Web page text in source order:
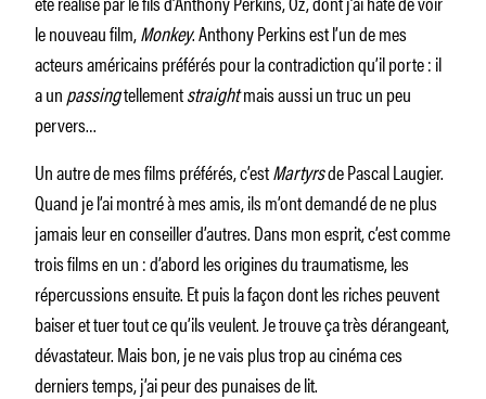
le nouveau film,Monkey. Anthony Perkins est l’un de mes
acteurs américains préférés pour la contradiction qu’il porte : il
a unpassingtellementstraightmais aussi un truc un peu
pervers…
Un autre de mes films préférés, c’estMartyrsde Pascal Laugier.
Quand je l’ai montré à mes amis, ils m’ont demandé de ne plus
jamais leur en conseiller d’autres. Dans mon esprit, c’est comme
trois films en un : d’abord les origines du traumatisme, les
répercussions ensuite. Et puis la façon dont les riches peuvent
baiser et tuer tout ce qu’ils veulent. Je trouve ça très dérangeant,
dévastateur. Mais bon, je ne vais plus trop au cinéma ces
derniers temps, j’ai peur des punaises de lit.